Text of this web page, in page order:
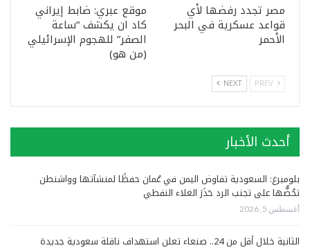
مصر تجدد رفضها لأي
قواعد عسكرية في البحر
الأحمر
موقع عبري: ضابط إيراني
كاد ان يكشف “ساعة
الصفر” للهجوم الإسرائيلي
(من هو)
NEXT
أحدث الأخبار
بلومبرغ: السعودية تفاوض اليمن في عُمان حفظًا لمنشآتها وواشنطن
تحُضُّها على تجنب الرد حَذَرَ الغلاء النفطي
أغسطس 5, 2026
الثانية خلال أقل من 24.. صنعاء تعلن استهداف ناقلة سعودية جديدة